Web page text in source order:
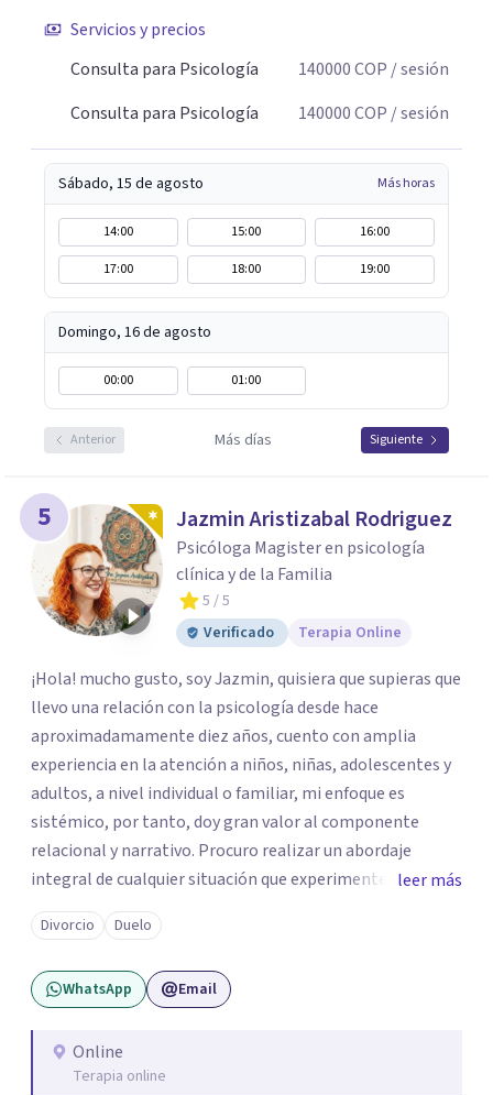
Servicios y precios
Consulta para Psicología
140000COP / sesión
Consulta para Psicología
140000COP / sesión
Sábado, 15 de agosto Más horas
14:00 15:00
16:00
17:00
18:00 19:00
Domingo, 16 de agosto
00:00 01:00
Anterior Más días Siguiente
5 Jazmin Aristizabal Rodriguez
Psicóloga Magister en psicología
clínica y de la Familia
5 / 5
Verificado
Terapia Online
¡Hola! mucho gusto, soy Jazmin, quisiera que supieras que
llevo una relación con la psicología desde hace
aproximadamamente diez años, cuento con amplia
experiencia en la atención a niños, niñas, adolescentes y
adultos, a nivel individual o familiar, mi enfoque es
sistémico, por tanto, doy gran valor al componente
relacional y narrativo. Procuro realizar un abordaje
integral de cualquier situación que experimenten mis
consultantes y así lograr una comprensión que favorezca
procesos de aprendizaje significativo y potencializar así
la movilización de recursos en pro de la solución y el
bienestar.
leer más
Divorcio Duelo
WhatsApp Email
Online
Terapia online